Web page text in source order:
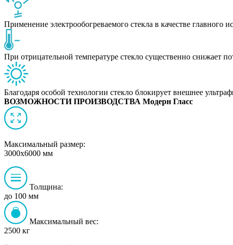
Применение электрообогреваемого стекла в качестве главного
При отрицательной температуре стекло существенно снижает
Благодаря особой технологии стекло блокирует внешнее
ВОЗМОЖНОСТИ ПРОИЗВОДСТВА Модерн Гласс
Максимальный размер:
3000x6000 мм
Толщина:
до 100 мм
Максимальный вес:
2500 кг